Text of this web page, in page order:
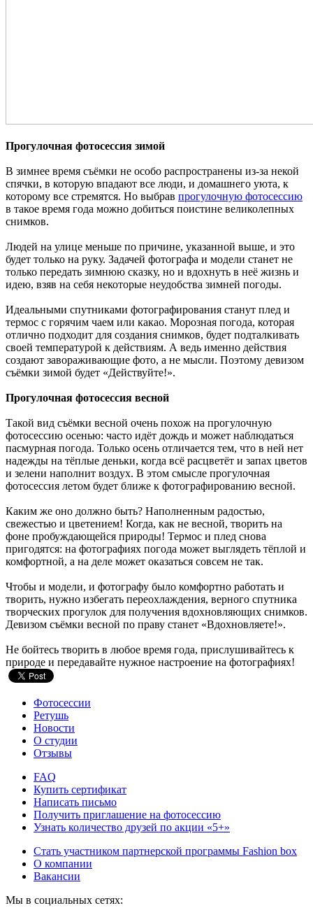
Прогулочная фотосессия зимой
В зимнее время съёмки не особо распространены из-за некой
спячки, в которую впадают все люди, и домашнего уюта, к
которому все стремятся. Но выбрав прогулочную фотосессию
в такое время года можно добиться поистине великолепных
снимков.
Людей на улице меньше по причине, указанной выше, и это
будет только на руку. Задачей фотографа и модели станет не
только передать зимнюю сказку, но и вдохнуть в неё жизнь и
идею, взяв на себя некоторые неудобства зимней погоды.
Идеальными спутниками фотографирования станут плед и
термос с горячим чаем или какао. Морозная погода, которая
отлично подходит для создания снимков, будет подталкивать
своей температурой к действиям. А ведь именно действия
создают завораживающие фото, а не мысли. Поэтому девизом
съёмки зимой будет «Действуйте!».
Прогулочная фотосессия весной
Такой вид съёмки весной очень похож на прогулочную
фотосессию осенью: часто идёт дождь и может наблюдаться
пасмурная погода. Только осень отличается тем, что в ней нет
надежды на тёплые деньки, когда всё расцветёт и запах цветов
и зелени наполнит воздух. В этом смысле прогулочная
фотосессия летом будет ближе к фотографированию весной.
Каким же оно должно быть? Наполненным радостью,
свежестью и цветением! Когда, как не весной, творить на
фоне пробуждающейся природы! Термос и плед снова
пригодятся: на фотографиях погода может выглядеть тёплой и
комфортной, а на деле может оказаться совсем не так.
Чтобы и модели, и фотографу было комфортно работать и
творить, нужно избегать переохлаждения, верного спутника
творческих прогулок для получения вдохновляющих снимков.
Девизом съёмки весной по праву станет «Вдохновляете!».
Не бойтесь творить в любое время года, прислушивайтесь к
природе и передавайте нужное настроение на фотографиях!
Фотосессии
Ретушь
Новости
О студии
Отзывы
FAQ
Купить сертификат
Написать письмо
Получить приглашение на фотосессию
Узнать количество друзей по акции «5+»
Стать участником партнерской программы Fashion box
О компании
Вакансии
Мы в социальных сетях: